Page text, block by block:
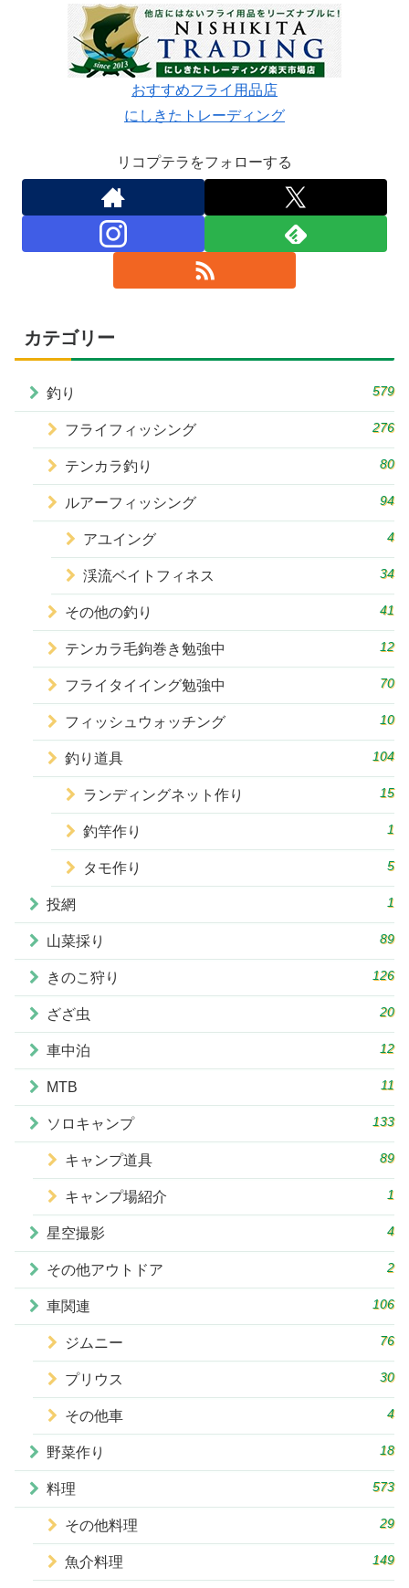
おすすめフライ用品店
にしきたトレーディング
リコプテラをフォローする
カテゴリー
釣り 579
フライフィッシング 276
テンカラ釣り 80
ルアーフィッシング 94
アユイング 4
渓流ベイトフィネス 34
その他の釣り 41
テンカラ毛鉤巻き勉強中 12
フライタイイング勉強中 70
フィッシュウォッチング 10
釣り道具 104
ランディングネット作り 15
釣竿作り 1
タモ作り 5
投網 1
山菜採り 89
きのこ狩り 126
ざざ虫 20
車中泊 12
MTB 11
ソロキャンプ 133
キャンプ道具 89
キャンプ場紹介 1
星空撮影 4
その他アウトドア 2
車関連 106
ジムニー 76
プリウス 30
その他車 4
野菜作り 18
料理 573
その他料理 29
魚介料理 149